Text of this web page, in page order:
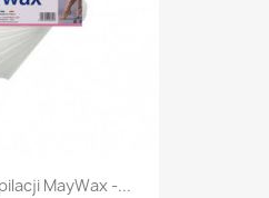
MayWax -...